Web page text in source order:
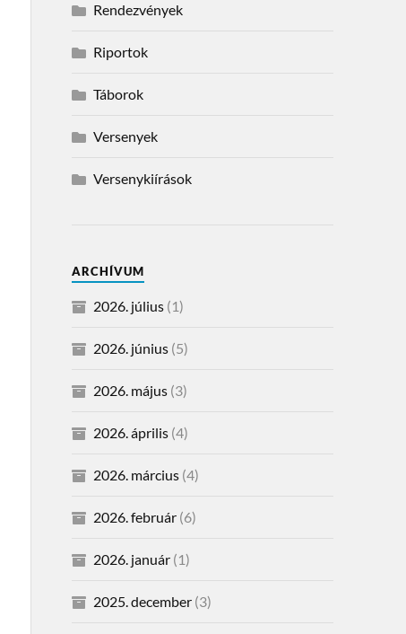
Rendezvények
Riportok
Táborok
Versenyek
Versenykiírások
ARCHÍVUM
2026. július(1)
2026. június(5)
2026. május(3)
2026. április(4)
2026. március(4)
2026. február(6)
2026. január(1)
2025. december(3)